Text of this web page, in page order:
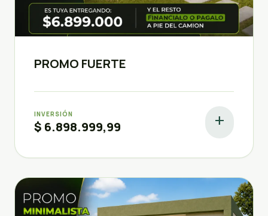
PROMO FUERTE
INVERSIÓN
$ 6.898.999,99 add